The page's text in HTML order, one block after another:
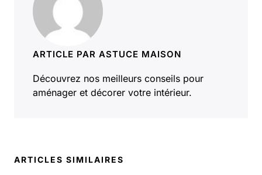
ARTICLE PAR ASTUCE MAISON
Découvrez nos meilleurs conseils pour
aménager et décorer votre intérieur.
ARTICLES SIMILAIRES